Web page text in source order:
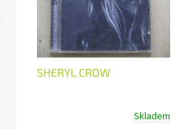
SHERYL CROW
Skladem